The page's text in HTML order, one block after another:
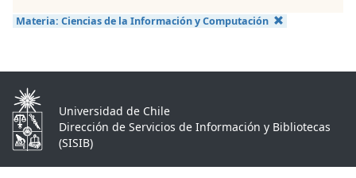
Materia: Ciencias de la Información y Computación
Universidad de Chile
Dirección de Servicios de Información y Bibliotecas
(SISIB)